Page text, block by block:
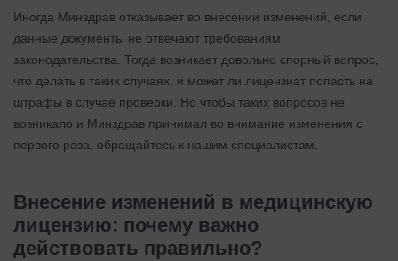
Иногда Минздрав отказывает во внесении изменений, если
данные документы не отвечают требованиям
законодательства. Тогда возникает довольно спорный вопрос,
что делать в таких случаях, и может ли лицензиат попасть на
штрафы в случае проверки. Но чтобы таких вопросов не
возникало и Минздрав принимал во внимание изменения с
первого раза, обращайтесь к нашим специалистам.
Внесение изменений в медицинскую
лицензию: почему важно
действовать правильно?